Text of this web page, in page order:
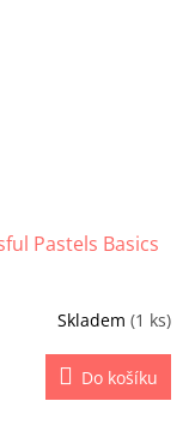
Pastels Basics
Skladem (1 ks)
Do košíku